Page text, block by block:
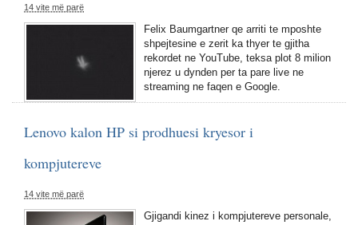
14 vite më parë
Felix Baumgartner qe arriti te mposhte
shpejtesine e zerit ka thyer te gjitha
rekordet ne YouTube, teksa plot 8 milion
njerez u dynden per ta pare live ne
streaming ne faqen e Google.
Lenovo kalon HP si prodhuesi kryesor i
kompjutereve
14 vite më parë
Gjigandi kinez i kompjutereve personale,